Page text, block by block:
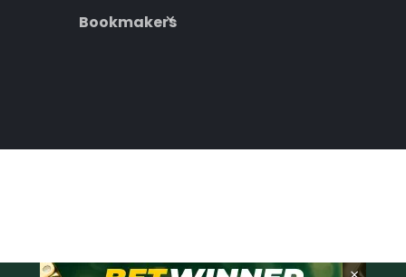
Bookmakers